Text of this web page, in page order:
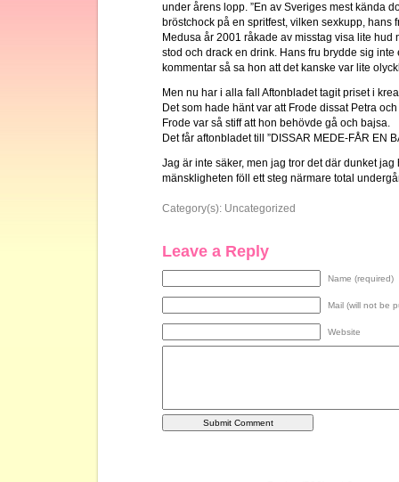
under årens lopp. ”En av Sveriges mest kända
bröstchock på en spritfest, vilken sexkupp, hans
Medusa år 2001 råkade av misstag visa lite hud
stod och drack en drink. Hans fru brydde sig inte
kommentar så sa hon att det kanske var lite
Men nu har i alla fall Aftonbladet tagit priset i
Det som hade hänt var att Frode dissat Petra
Frode var så stiff att hon behövde gå och bajsa.
Det får aftonbladet till ”DISSAR MEDE-FÅR EN
Jag är inte säker, men jag tror det där dunket
mänskligheten föll ett steg närmare total
Category(s): Uncategorized
Leave a Reply
Name (required)
Mail (will not be
Website